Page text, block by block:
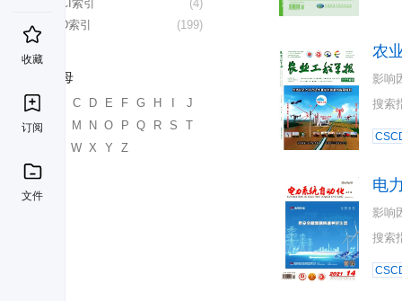
收藏
订阅
文件
(4)
CSSCI索引
(199)
CSCD索引
首字母
C D E F G H
J
K
M N O P Q R S
T
W X Y Z
农
影响
搜索
电
影响
搜索